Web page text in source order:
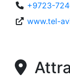
+9723-
www.tel-